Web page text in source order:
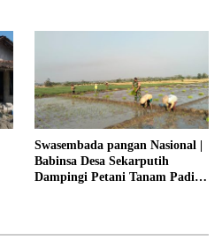
Swasembada pangan Nasional |
Babinsa Desa Sekarputih
Dampingi Petani Tanam Padi,